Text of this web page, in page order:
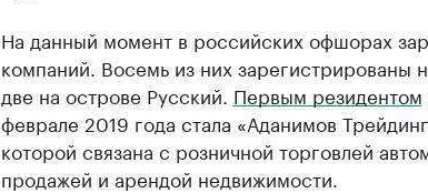
На данный момент в российских офшорах
компаний. Восемь из них зарегистрированы
две на острове Русский. Первым резидентом
феврале 2019 года стала «Аданимов
которой связана с розничной торговлей
продажей и арендой недвижимости.